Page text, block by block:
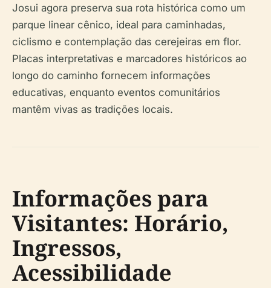
Josui agora preserva sua rota histórica como um
parque linear cênico, ideal para caminhadas,
ciclismo e contemplação das cerejeiras em flor.
Placas interpretativas e marcadores históricos ao
longo do caminho fornecem informações
educativas, enquanto eventos comunitários
mantêm vivas as tradições locais.
Informações para
Visitantes: Horário,
Ingressos,
Acessibilidade